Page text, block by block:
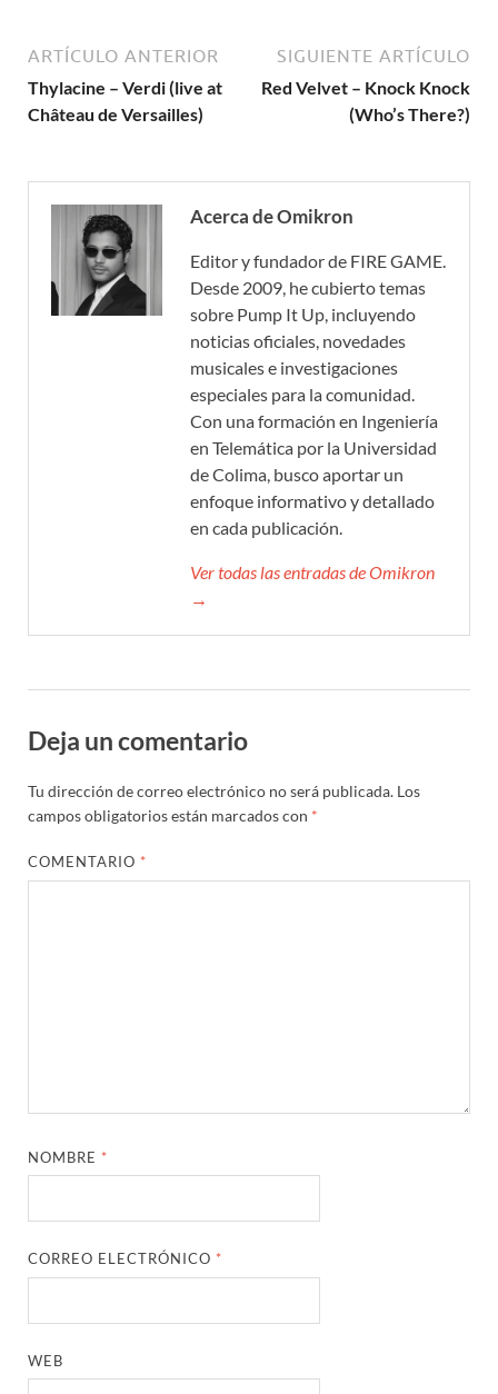
ARTÍCULO ANTERIOR
Thylacine – Verdi (live at
Château de Versailles)
SIGUIENTE ARTÍCULO
Red Velvet – Knock Knock
(Who’s There?)
Acerca de Omikron
Editor y fundador de FIRE GAME.
Desde 2009, he cubierto temas
sobre Pump It Up, incluyendo
noticias oficiales, novedades
musicales e investigaciones
especiales para la comunidad.
Con una formación en Ingeniería
en Telemática por la Universidad
de Colima, busco aportar un
enfoque informativo y detallado
en cada publicación.
Ver todas las entradas de Omikron
→
Deja un comentario
Tu dirección de correo electrónico no será publicada. Los
campos obligatorios están marcados con *
COMENTARIO *
NOMBRE *
CORREO ELECTRÓNICO *
WEB